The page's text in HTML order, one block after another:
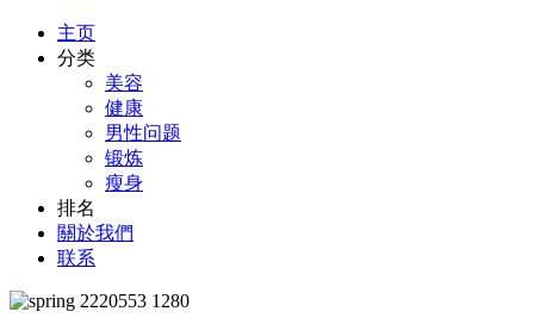
主页
分类
美容
健康
男性问题
锻炼
瘦身
排名
關於我們
联系